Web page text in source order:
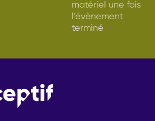
matériel une fois
l’évènement
terminé